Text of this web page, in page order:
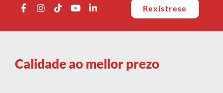
Rexístrese
Calidade ao mellor prezo